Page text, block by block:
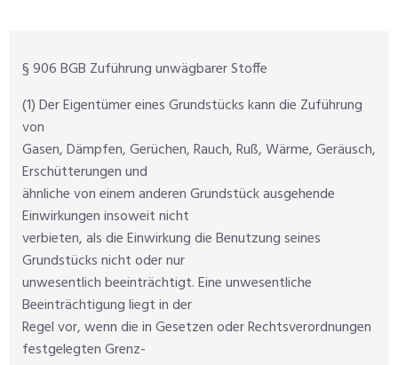
§ 906 BGB Zuführung unwägbarer Stoffe
(1) Der Eigentümer eines Grundstücks kann die Zuführung
von
Gasen, Dämpfen, Gerüchen, Rauch, Ruß, Wärme, Geräusch,
Erschütterungen und
ähnliche von einem anderen Grundstück ausgehende
Einwirkungen insoweit nicht
verbieten, als die Einwirkung die Benutzung seines
Grundstücks nicht oder nur
unwesentlich beeinträchtigt. Eine unwesentliche
Beeinträchtigung liegt in der
Regel vor, wenn die in Gesetzen oder Rechtsverordnungen
festgelegten Grenz-